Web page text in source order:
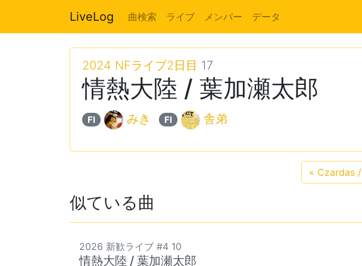
LiveLog 曲検索 ライブ メンバー データ
2024 NFライブ2日目 17
情熱大陸 / 葉加瀬太郎
Fl みき Fl 舎弟
« Czardas
似ている曲
2026 新歓ライブ #4 10
情熱大陸 / 葉加瀬太郎